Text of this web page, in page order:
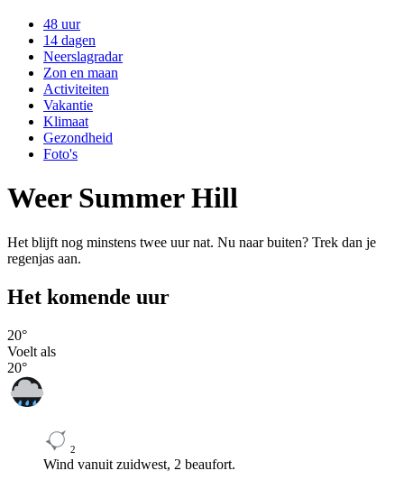
48 uur
14 dagen
Neerslagradar
Zon en maan
Activiteiten
Vakantie
Klimaat
Gezondheid
Foto's
Weer Summer Hill
Het blijft nog minstens twee uur nat. Nu naar buiten? Trek dan je
regenjas aan.
Het komende uur
20°
Voelt als
20°
2
Wind vanuit zuidwest, 2 beaufort.